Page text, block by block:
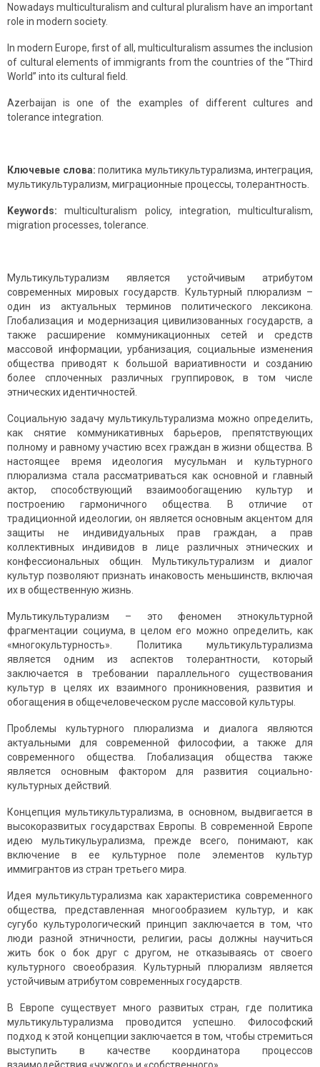
Nowadays multiculturalism and cultural pluralism have an important
role in modern society.
In modern Europe, first of all, multiculturalism assumes the inclusion
of cultural elements of immigrants from the countries of the “Third
World” into its cultural field.
Azerbaijan is one of the examples of different cultures and
tolerance integration.
Ключевые слова: политика мультикультурализма, интеграция,
мультикультурализм, миграционные процессы, толерантность.
Keywords: multiculturalism policy, integration, multiculturalism,
migration processes, tolerance.
Мультикультурализм является устойчивым атрибутом
современных мировых государств. Культурный плюрализм –
один из актуальных терминов политического лексикона.
Глобализация и модернизация цивилизованных государств, а
также расширение коммуникационных сетей и средств
массовой информации, урбанизация, социальные изменения
общества приводят к большой вариативности и созданию
более сплоченных различных группировок, в том числе
этнических идентичностей.
Социальную задачу мультикультурализма можно определить,
как снятие коммуникативных барьеров, препятствующих
полному и равному участию всех граждан в жизни общества. В
настоящее время идеология мусульман и культурного
плюрализма стала рассматриваться как основной и главный
актор, способствующий взаимообогащению культур и
построению гармоничного общества. В отличие от
традиционной идеологии, он является основным акцентом для
защиты не индивидуальных прав граждан, а прав
коллективных индивидов в лице различных этнических и
конфессиональных общин. Мультикультурализм и диалог
культур позволяют признать инаковость меньшинств, включая
их в общественную жизнь.
Мультикультурализм – это феномен этнокультурной
фрагментации социума, в целом его можно определить, как
«многокультурность». Политика мультикультурализма
является одним из аспектов толерантности, который
заключается в требовании параллельного существования
культур в целях их взаимного проникновения, развития и
обогащения в общечеловеческом русле массовой культуры.
Проблемы культурного плюрализма и диалога являются
актуальными для современной философии, а также для
современного общества. Глоба­лизация общества также
является основным фактором для развития соци­ально-
культурных действий.
Концепция мультикультурализма, в основном, выдвигается в
высокоразвитых государствах Европы. В современной Европе
идею мультикульурализма, прежде всего, понимают, как
включение в ее культурное поле элементов культур
иммигрантов из стран третьего мира.
Идея мультикультурализма как характеристика современного
общес­тва, представленная многообразием культур, и как
сугубо культу­роло­ги­ческий принцип заключается в том, что
люди разной этничности, рели­гии, расы должны научиться
жить бок о бок друг с другом, не отказываясь от своего
культурного своеобразия. Культурный плюра­лизм является
устой­чивым атрибутом современных государств.
В Европе существует много развитых стран, где политика
мультикультурализма проводится успешно. Философский
подход к этой концепции заключается в том, чтобы стремиться
выступить в качестве координатора процессов